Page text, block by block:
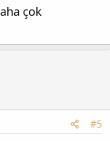
çok
#5